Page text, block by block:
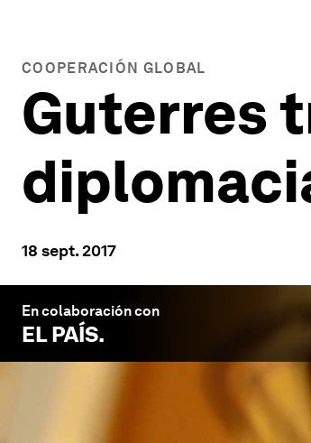
COOPERACIÓN GLOBAL
Guterres
18 sept. 2017
En colaboración con
EL PAÍS.